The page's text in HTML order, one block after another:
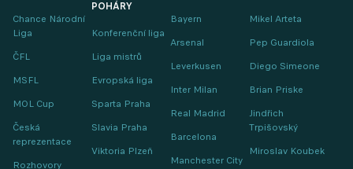
Chance Národní
Liga
ČFL
MSFL
MOL Cup
Česká
reprezentace
Rozhovory
POHÁRY
Konferenční liga
Liga mistrů
Evropská liga
Sparta Praha
Slavia Praha
Viktoria Plzeň
Bayern
Arsenal
Leverkusen
Inter Milan
Real Madrid
Barcelona
Manchester City
Mikel Arteta
Pep Guardiola
Diego Simeone
Brian Priske
Jindřich
Trpišovský
Miroslav Koubek